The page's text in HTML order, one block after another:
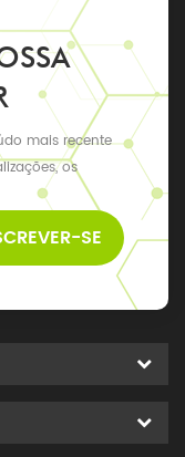
mais recente
os
SE